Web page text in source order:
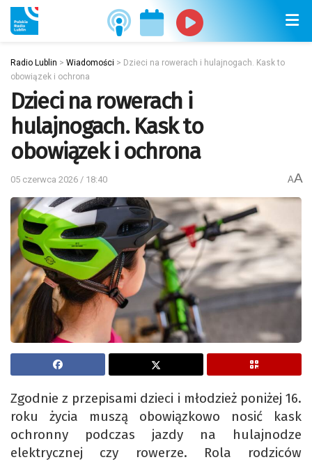
Radio Lublin > Wiadomości > Dzieci na rowerach i hulajnogach. Kask to
obowiązek i ochrona
Dzieci na rowerach i
hulajnogach. Kask to
obowiązek i ochrona
05 czerwca 2026 / 18:40 AA
Zgodnie z przepisami dzieci i młodzież poniżej 16.
roku życia muszą obowiązkowo nosić kask
ochronny podczas jazdy na hulajnodze
elektrycznej czy rowerze. Rola rodziców